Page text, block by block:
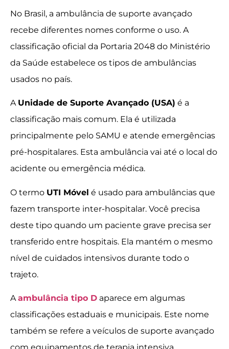
No Brasil, a ambulância de suporte avançado
recebe diferentes nomes conforme o uso. A
classificação oficial da Portaria 2048 do Ministério
da Saúde estabelece os tipos de ambulâncias
usados no país.
A Unidade de Suporte Avançado (USA) é a
classificação mais comum. Ela é utilizada
principalmente pelo SAMU e atende emergências
pré-hospitalares. Esta ambulância vai até o local do
acidente ou emergência médica.
O termo UTI Móvel é usado para ambulâncias que
fazem transporte inter-hospitalar. Você precisa
deste tipo quando um paciente grave precisa ser
transferido entre hospitais. Ela mantém o mesmo
nível de cuidados intensivos durante todo o
trajeto.
Aambulância tipo D aparece em algumas
classificações estaduais e municipais. Este nome
também se refere a veículos de suporte avançado